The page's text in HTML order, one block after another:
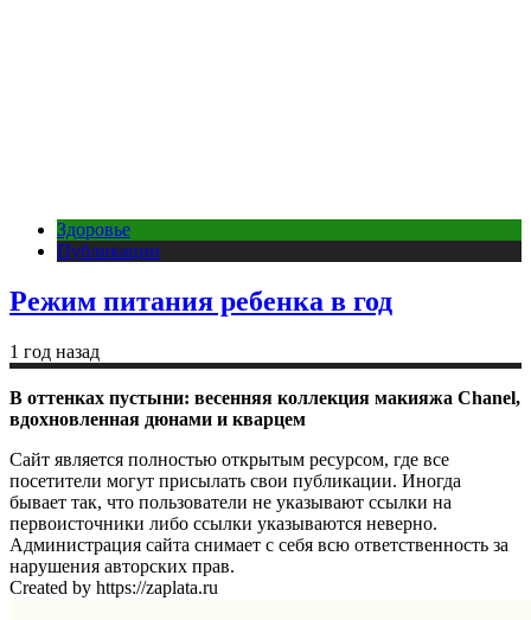
Здоровье
Публикации
Режим питания ребенка в год
1 год назад
В оттенках пустыни: весенняя коллекция макияжа Chanel,
вдохновленная дюнами и кварцем
Сайт является полностью открытым ресурсом, где все
посетители могут присылать свои публикации. Иногда
бывает так, что пользователи не указывают ссылки на
первоисточники либо ссылки указываются неверно.
Администрация сайта снимает с себя всю ответственность за
нарушения авторских прав.
Created by https://zaplata.ru